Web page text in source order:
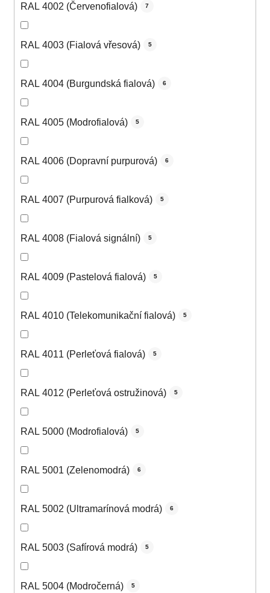
RAL 4002 (Červenofialová) 7
RAL 4003 (Fialová vřesová) 5
RAL 4004 (Burgundská fialová) 6
RAL 4005 (Modrofialová) 5
RAL 4006 (Dopravní purpurová) 6
RAL 4007 (Purpurová fialková) 5
RAL 4008 (Fialová signální) 5
RAL 4009 (Pastelová fialová) 5
RAL 4010 (Telekomunikační fialová) 5
RAL 4011 (Perleťová fialová) 5
RAL 4012 (Perleťová ostružinová) 5
RAL 5000 (Modrofialová) 5
RAL 5001 (Zelenomodrá) 6
RAL 5002 (Ultramarínová modrá) 6
RAL 5003 (Safírová modrá) 5
RAL 5004 (Modročerná) 5